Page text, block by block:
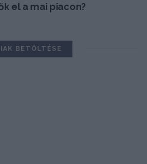
el a mai piacon?
BETÖLTÉSE